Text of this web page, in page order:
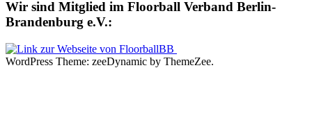
Wir sind Mitglied im Floorball Verband Berlin-
Brandenburg e.V.:
WordPress Theme: zeeDynamic by ThemeZee.